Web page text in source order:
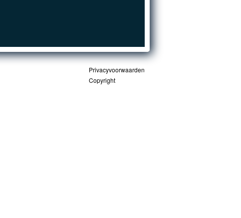
Privacyvoorwaarden
Copyright